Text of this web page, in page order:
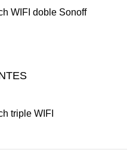
WIFI doble Sonoff
triple WIFI